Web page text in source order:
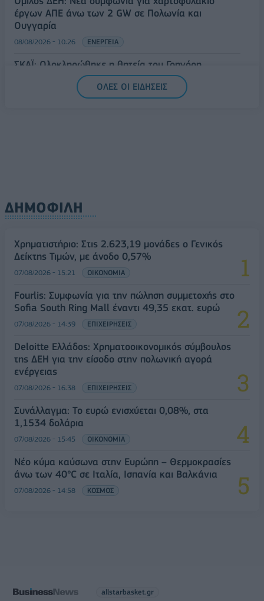
έργων ΑΠΕ άνω των 2 GW σε Πολωνία και
Ουγγαρία
08/08/2026 - 10:26 ΕΝΕΡΓΕΙΑ
ΣΚΑΪ: Ολοκληρώθηκε η θητεία του Γρηγόρη
Δημητριάδη - Ο Γιάννης Αλαφούζος επιστρέφει στη
ΟΛΕΣ ΟΙ ΕΙΔΗΣΕΙΣ
ΔΗΜΟΦΙΛΗ
Χρηματιστήριο: Στις 2.623,19 μονάδες ο Γενικός
Δείκτης Τιμών, με άνοδο 0,57%
07/08/2026 - 15:21 ΟΙΚΟΝΟΜΙΑ
Fourlis: Συμφωνία για την πώληση συμμετοχής στο
Sofia South Ring Mall έναντι 49,35 εκατ. ευρώ
07/08/2026 - 14:39 ΕΠΙΧΕΙΡΗΣΕΙΣ
Deloitte Ελλάδος: Χρηματοοικονομικός σύμβουλος
της ΔΕΗ για την είσοδο στην πολωνική αγορά
ενέργειας
07/08/2026 - 16:38 ΕΠΙΧΕΙΡΗΣΕΙΣ
Συνάλλαγμα: Το ευρώ ενισχύεται 0,08%, στα
1,1534 δολάρια
07/08/2026 - 15:45 ΟΙΚΟΝΟΜΙΑ
Νέο κύμα καύσωνα στην Ευρώπη – Θερμοκρασίες
άνω των 40°C σε Ιταλία, Ισπανία και Βαλκάνια
07/08/2026 - 14:58 ΚΟΣΜΟΣ
allstarbasket.gr